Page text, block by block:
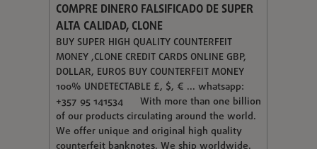
COMPRE DINERO FALSIFICADO DE SUPER
ALTA CALIDAD, CLONE
BUY SUPER HIGH QUALITY COUNTERFEIT
MONEY ,CLONE CREDIT CARDS ONLINE GBP,
DOLLAR, EUROS BUY COUNTERFEIT MONEY
100% UNDETECTABLE £, $, € ... whatsapp:
+357 95 141534 With more than one billion
of our products circulating around the world.
We offer unique and original high quality